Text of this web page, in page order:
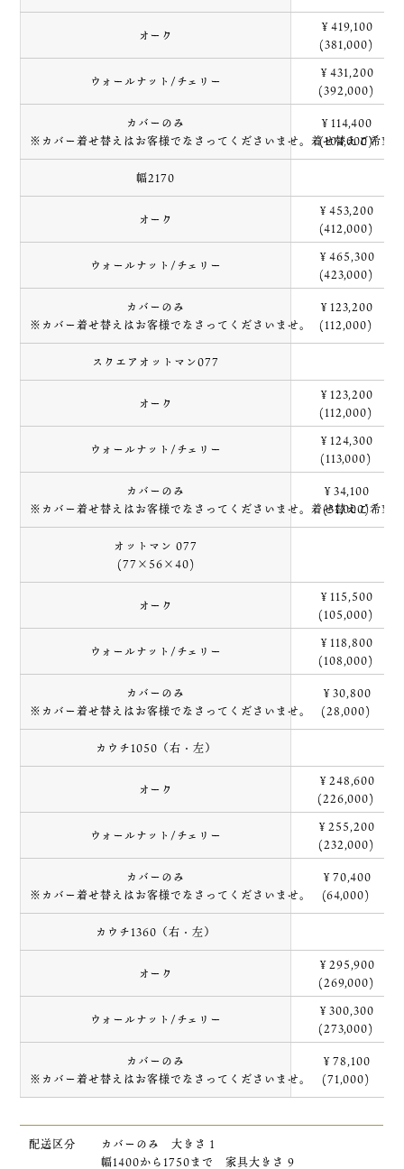
オーク
￥419,100
(381,000)
ウォールナット/チェリー
￥431,200
(392,000)
カバーのみ
※カバー着せ替えはお客様でなさってくださいませ。着せ替えご希望
￥114,400
(104,000)
幅2170
オーク
￥453,200
(412,000)
ウォールナット/チェリー
￥465,300
(423,000)
カバーのみ
※カバー着せ替えはお客様でなさってくださいませ。
￥123,200
(112,000)
スクエアオットマン077
オーク
￥123,200
(112,000)
ウォールナット/チェリー
￥124,300
(113,000)
カバーのみ
※カバー着せ替えはお客様でなさってくださいませ。着せ替えご希望
￥34,100
(31,000)
オットマン 077
(77×56×40)
オーク
￥115,500
(105,000)
ウォールナット/チェリー
￥118,800
(108,000)
カバーのみ
※カバー着せ替えはお客様でなさってくださいませ。
￥30,800
(28,000)
カウチ1050（右・左）
オーク
￥248,600
(226,000)
ウォールナット/チェリー
￥255,200
(232,000)
カバーのみ
※カバー着せ替えはお客様でなさってくださいませ。
￥70,400
(64,000)
カウチ1360（右・左）
オーク
￥295,900
(269,000)
ウォールナット/チェリー
￥300,300
(273,000)
カバーのみ
※カバー着せ替えはお客様でなさってくださいませ。
￥78,100
(71,000)
配送区分
カバーのみ 大きさ１
幅1400から1750まで 家具大きさ 9